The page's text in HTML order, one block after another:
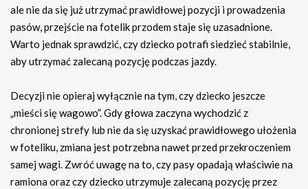
ale nie da się już utrzymać prawidłowej pozycji i prowadzenia
pasów, przejście na fotelik przodem staje się uzasadnione.
Warto jednak sprawdzić, czy dziecko potrafi siedzieć stabilnie,
aby utrzymać zalecaną pozycję podczas jazdy.
Decyzji nie opieraj wyłącznie na tym, czy dziecko jeszcze
„mieści się wagowo”. Gdy głowa zaczyna wychodzić z
chronionej strefy lub nie da się uzyskać prawidłowego ułożenia
w foteliku, zmiana jest potrzebna nawet przed przekroczeniem
samej wagi. Zwróć uwagę na to, czy pasy opadają właściwie na
ramiona oraz czy dziecko utrzymuje zalecaną pozycję przez